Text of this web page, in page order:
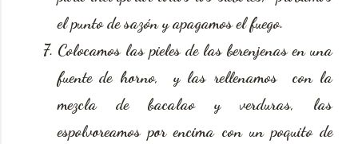
el punto de sazón y apagamos el fuego.
Colocamos las pieles de las berenjenas en una
fuente de horno, y las rellenamos con la
mezcla de bacalao y verduras, las
espolvoreamos por encima con un poquito de